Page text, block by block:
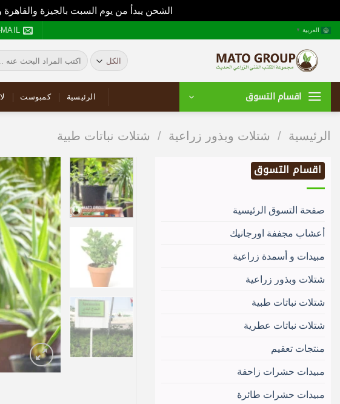
الشحن يبدأ من يوم السبت بالجيزة
تخطيالعربية ▼
MAIL
البحث
عن:
اقسام التسوق الرئيسية كمبوست
الرئيسية / شتلات وبذور زراعية / شتلات نباتات طبية
اقسام التسوق
صفحة التسوق الرئيسية
أعشاب مجففة اورجانيك
مبيدات و أسمدة زراعية
شتلات وبذور زراعية
شتلات نباتات طبية
شتلات نباتات عطرية
منتجات تعقيم
مبيدات حشرات زاحفة
مبيدات حشرات طائرة